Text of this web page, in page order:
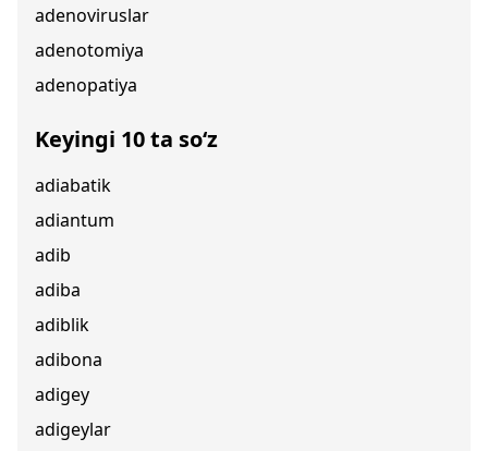
adenoviruslar
adenotomiya
adenopatiya
Keyingi 10 ta so‘z
adiabatik
adiantum
adib
adiba
adiblik
adibona
adigey
adigeylar